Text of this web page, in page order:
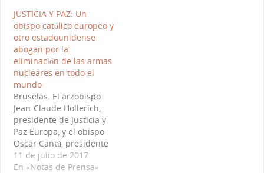
JUSTICIA Y PAZ: Un
obispo católico europeo y
otro estadounidense
abogan por la
eliminación de las armas
nucleares en todo el
mundo
Bruselas. El arzobispo
Jean-Claude Hollerich,
presidente de Justicia y
Paz Europa, y el obispo
Oscar Cantú, presidente
del Comité Episcopal de
Estados Unidos sobre
11 de julio de 2017
En «Notas de Prensa»